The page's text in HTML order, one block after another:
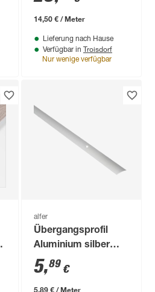
14,50 € / Meter
Lieferung nach Hause
Verfügbar in Troisdorf
Nur wenige verfügbar
alfer
Übergangsprofil
Aluminium silber
1000 x 20 mm
5,89 €
5,89 € / Meter